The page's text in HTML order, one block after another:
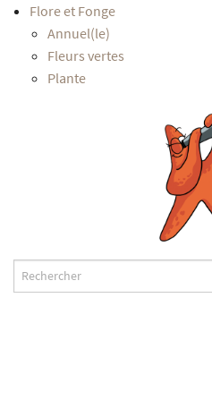
Flore et Fonge
Annuel(le)
Fleurs vertes
Plante